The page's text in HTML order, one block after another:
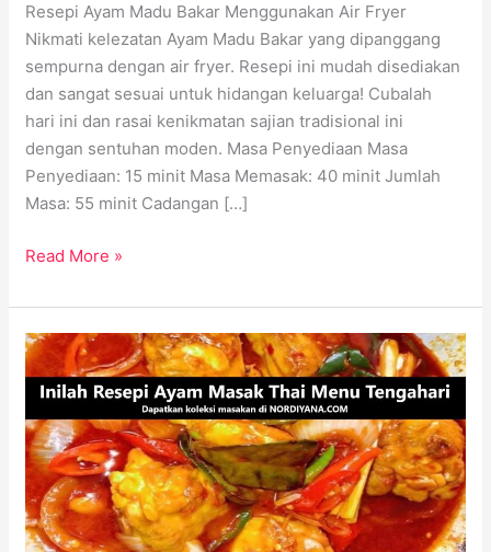
Resepi Ayam Madu Bakar Menggunakan Air Fryer
Nikmati kelezatan Ayam Madu Bakar yang dipanggang
sempurna dengan air fryer. Resepi ini mudah disediakan
dan sangat sesuai untuk hidangan keluarga! Cubalah
hari ini dan rasai kenikmatan sajian tradisional ini
dengan sentuhan moden. Masa Penyediaan Masa
Penyediaan: 15 minit Masa Memasak: 40 minit Jumlah
Masa: 55 minit Cadangan […]
Read More »
Resepi
Ayam
Masak
Thai:
Hidangan
Luar
Biasa
di